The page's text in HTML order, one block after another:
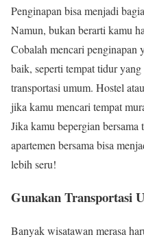
Penginapan bisa menjadi
Namun, bukan berarti kamu
Cobalah mencari penginapan
baik, seperti tempat tidur
transportasi umum. Hostel
jika kamu mencari tempat
Jika kamu bepergian bersama
apartemen bersama bisa
lebih seru!
Gunakan Transportasi
Banyak wisatawan merasa